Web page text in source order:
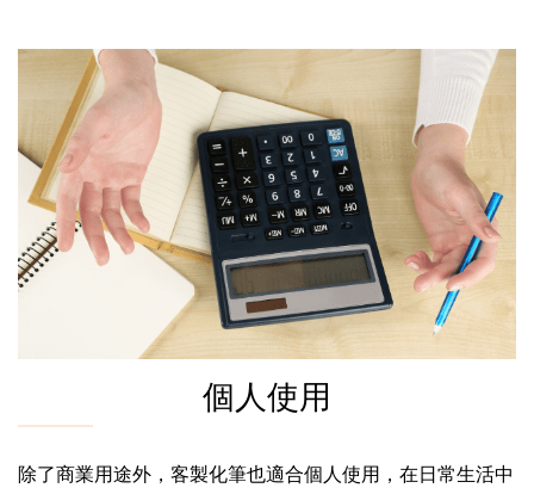
個人使用
除了商業用途外，客製化筆也適合個人使用，在日常生活中